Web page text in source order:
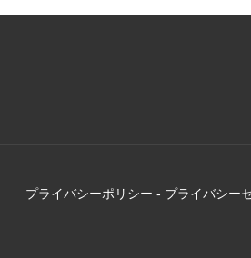
プライバシーポリシー - プライバシー